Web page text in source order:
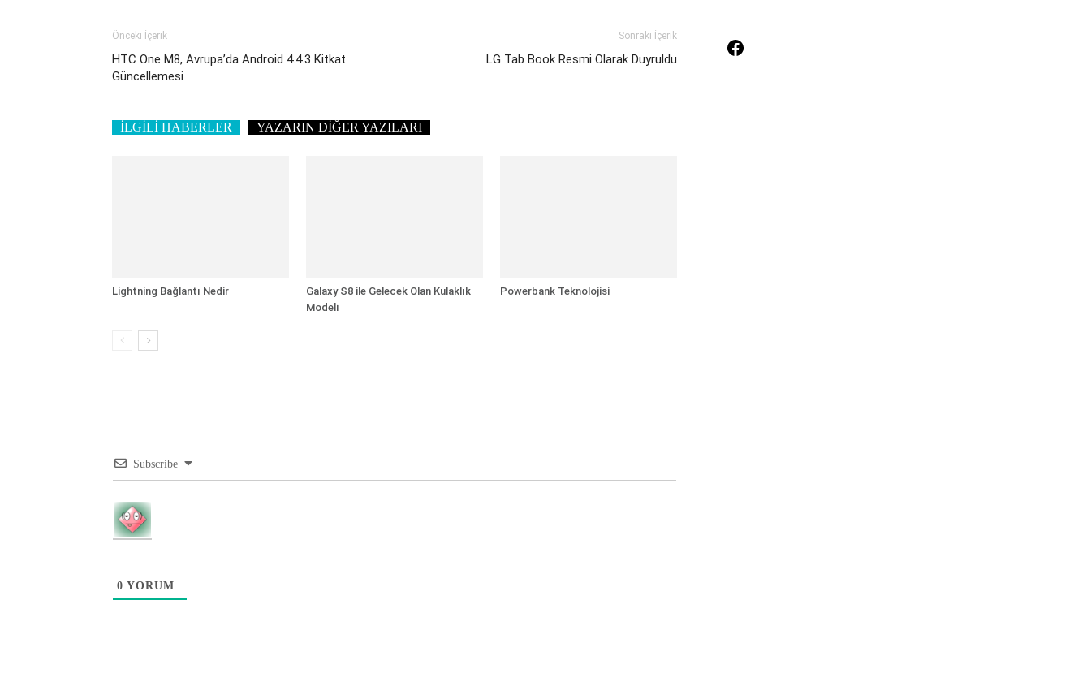
Önceki İçerik
HTC One M8, Avrupa’da Android 4.4.3 Kitkat
Güncellemesi
Sonraki İçerik
LG Tab Book Resmi Olarak Duyruldu
İLGİLİ HABERLER YAZARIN DİĞER YAZILARI
Lightning Bağlantı Nedir
Galaxy S8 ile Gelecek Olan Kulaklık
Modeli
Powerbank Teknolojisi
Subscribe
0 YORUM